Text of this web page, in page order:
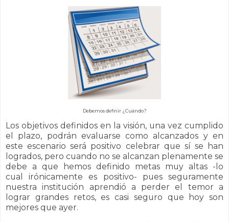
Debemos definir ¿Cuándo?
Los objetivos definidos en la visión, una vez cumplido
el plazo, podrán evaluarse como alcanzados y en
este escenario será positivo celebrar que sí se han
logrados, pero cuando no se alcanzan plenamente se
debe a que hemos definido metas muy altas -lo
cual irónicamente es positivo- pues seguramente
nuestra institución aprendió a perder el temor a
lograr grandes retos, es casi seguro que hoy son
mejores que ayer.